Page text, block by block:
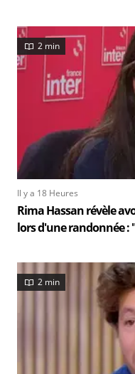
2 min
Il y a 18 Heures
Rima Hassan révèle
lors d'une randonnée :
2 min